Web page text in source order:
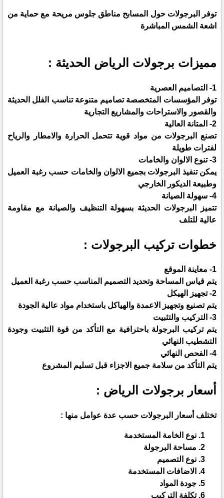
توفر البرجولات حول المسابح مناطق جلوس مريحة مع حماية من
اشعة الشمس المباشرة
مميزات برجولات الرياض الحديثة :
1- التصاميم العصرية
توفر المؤسسات المتخصصة تصاميم متنوعة تناسب الفلل الحديثة
والقصور والاستراحات والمشاريع التجارية
2- المتانة العالية
تصنع البرجولات من مواد قوية تتحمل الحرارة والامطار والرياح
لفترات طويلة
3- تنوع الالوان والخامات
يمكن تنفيذ البرجولات بجميع الالوان والخامات حسب رغبة العميل
وطبيعة الديكور الخارجي
4- سهولة الصيانة
تتميز البرجولات الحديثة بسهولة التنظيف والصيانة مع مقاومة
عالية للتلف
خطوات تركيب البرجولات :
1- معاينة الموقع
يتم قياس المساحة وتحديد التصميم المناسب حسب رغبة العميل
2- تجهيز الهيكل
يتم تصنيع وتجهيز الاعمدة والهياكل باستخدام مواد عالية الجودة
3- التركيب والتثبيت
يتم تركيب البرجولة باحترافية مع التأكد من قوة التثبيت وجودة
التشطيب النهائي
4- الفحص النهائي
يتم التأكد من سلامة جميع الاجزاء قبل تسليم المشروع
أسعار برجولات الرياض :
تختلف أسعار البرجولات حسب عدة عوامل منها :
نوع الخامة المستخدمة
مساحة البرجولة
نوع التصميم
الاضافات المستخدمة
جودة المواد
تكلفة التركيب